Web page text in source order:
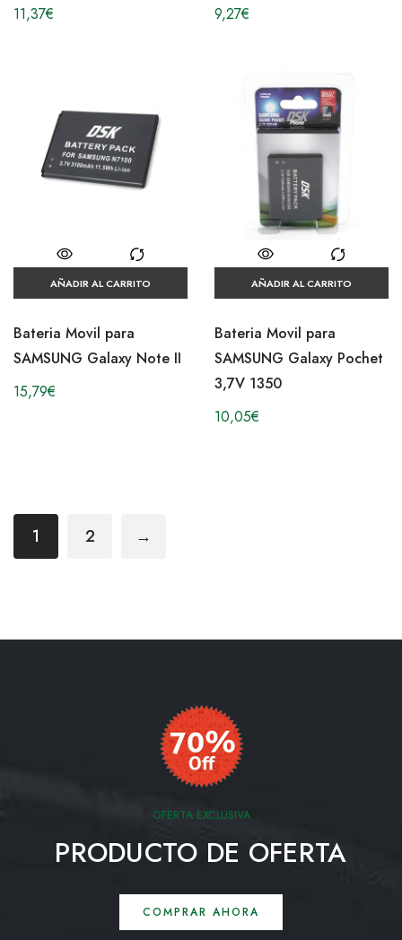
11,37€
9,27€
AÑADIR AL CARRITO
Bateria Movil para
SAMSUNG Galaxy Note II
15,79€
AÑADIR AL CARRITO
Bateria Movil para
SAMSUNG Galaxy Pochet
3,7V 1350
10,05€
1 2 →
OFERTA EXCLUSIVA
PRODUCTO DE OFERTA
COMPRAR AHORA